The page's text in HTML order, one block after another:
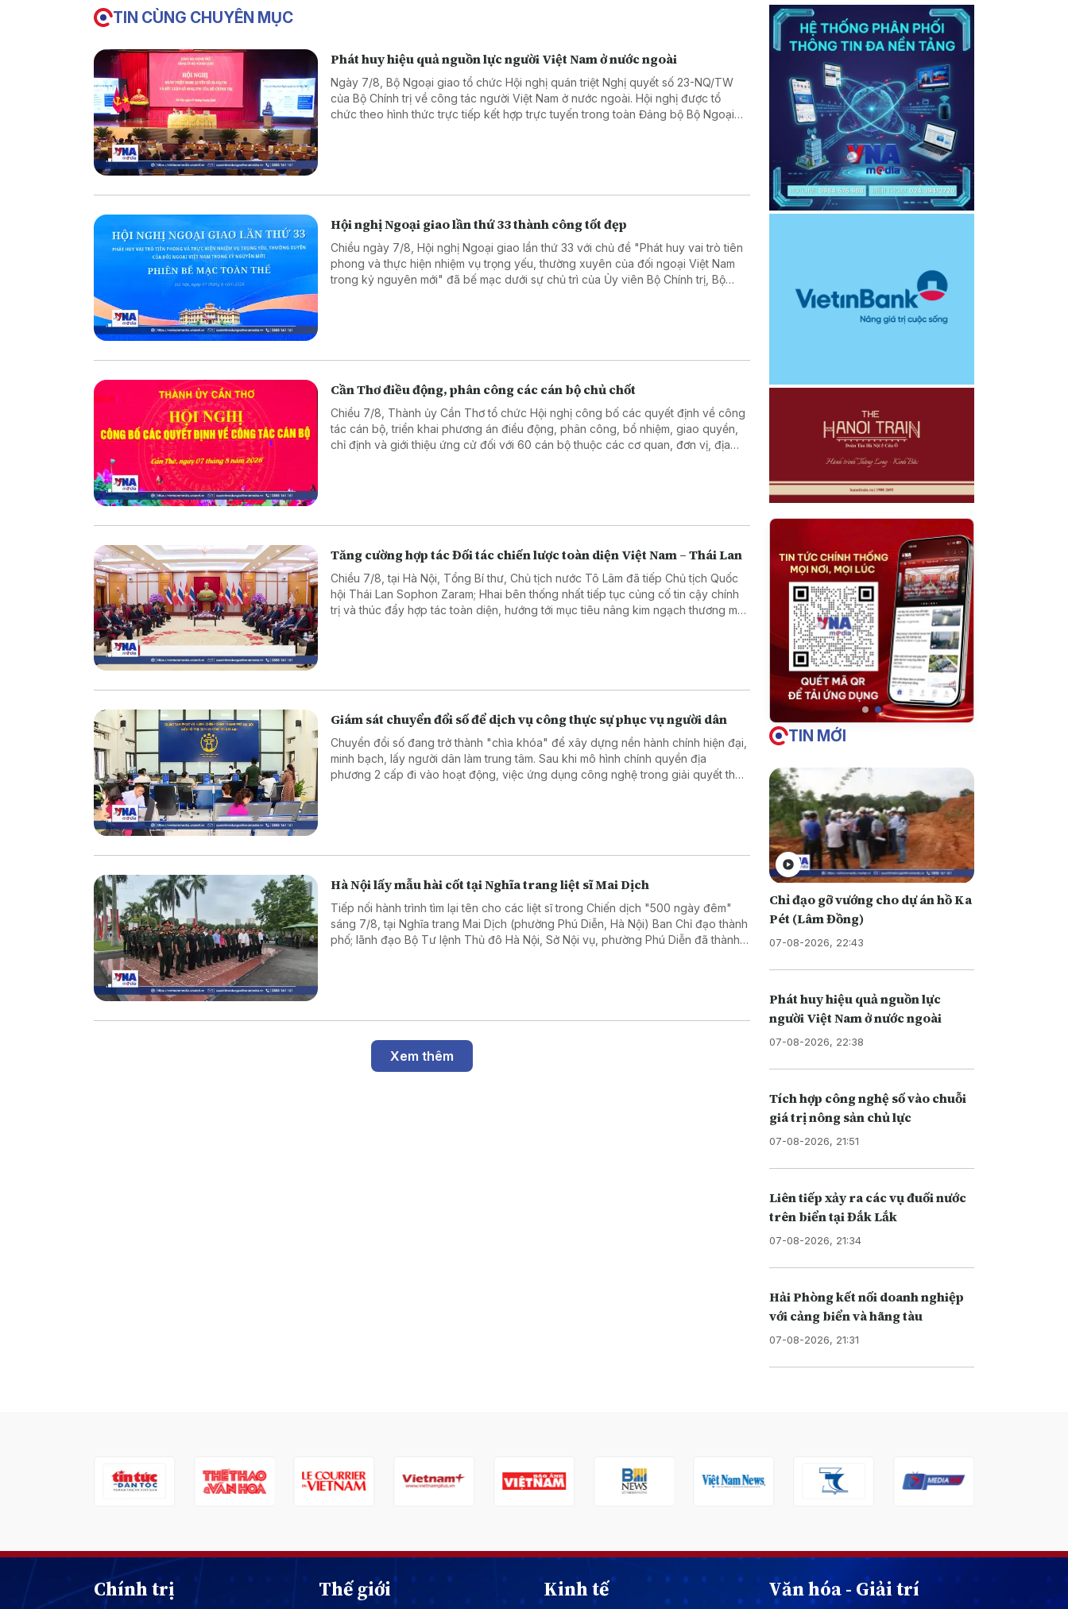
TIN CÙNG CHUYÊN MỤC
Phát huy hiệu quả nguồn lực người Việt Nam ở nước ngoài
Ngày 7/8, Bộ Ngoại giao tổ chức Hội nghị quán triệt Nghị quyết số 23-NQ/TW
của Bộ Chính trị về công tác người Việt Nam ở nước ngoài. Hội nghị được tổ
chức theo hình thức trực tiếp kết hợp trực tuyến trong toàn Đảng bộ Bộ Ngoại
Hội nghị Ngoại giao lần thứ 33 thành công tốt đẹp
Chiều ngày 7/8, Hội nghị Ngoại giao lần thứ 33 với chủ đề "Phát huy vai trò tiên
phong và thực hiện nhiệm vụ trọng yếu, thường xuyên của đối ngoại Việt Nam
trong kỷ nguyên mới" đã bế mạc dưới sự chủ trì của Ủy viên Bộ Chính trị, Bộ
Cần Thơ điều động, phân công các cán bộ chủ chốt
Chiều 7/8, Thành ủy Cần Thơ tổ chức Hội nghị công bố các quyết định về công
tác cán bộ, triển khai phương án điều động, phân công, bổ nhiệm, giao quyền,
chỉ định và giới thiệu ứng cử đối với 60 cán bộ thuộc các cơ quan, đơn vị, địa
Tăng cường hợp tác Đối tác chiến lược toàn diện Việt Nam – Thái Lan
Chiều 7/8, tại Hà Nội, Tổng Bí thư, Chủ tịch nước Tô Lâm đã tiếp Chủ tịch Quốc
hội Thái Lan Sophon Zaram; Hhai bên thống nhất tiếp tục củng cố tin cậy chính
trị và thúc đẩy hợp tác toàn diện, hướng tới mục tiêu nâng kim ngạch thương mại
Giám sát chuyển đổi số để dịch vụ công thực sự phục vụ người dân
Chuyển đổi số đang trở thành "chìa khóa" để xây dựng nền hành chính hiện đại,
minh bạch, lấy người dân làm trung tâm. Sau khi mô hình chính quyền địa
phương 2 cấp đi vào hoạt động, việc ứng dụng công nghệ trong giải quyết thủ
Hà Nội lấy mẫu hài cốt tại Nghĩa trang liệt sĩ Mai Dịch
Tiếp nối hành trình tìm lại tên cho các liệt sĩ trong Chiến dịch "500 ngày đêm"
sáng 7/8, tại Nghĩa trang Mai Dịch (phường Phú Diễn, Hà Nội) Ban Chỉ đạo thành
phố; lãnh đạo Bộ Tư lệnh Thủ đô Hà Nội, Sở Nội vụ, phường Phú Diễn đã thành
Xem thêm
TIN MỚI
Chỉ đạo gỡ vướng cho dự án hồ Ka
Pét (Lâm Đồng)
07-08-2026, 22:43
Phát huy hiệu quả nguồn lực
người Việt Nam ở nước ngoài
07-08-2026, 22:38
Tích hợp công nghệ số vào chuỗi
giá trị nông sản chủ lực
07-08-2026, 21:51
Liên tiếp xảy ra các vụ đuối nước
trên biển tại Đắk Lắk
07-08-2026, 21:34
Hải Phòng kết nối doanh nghiệp
với cảng biển và hãng tàu
07-08-2026, 21:31
Chính trị Thế giới Kinh tế Văn hóa - Giải trí